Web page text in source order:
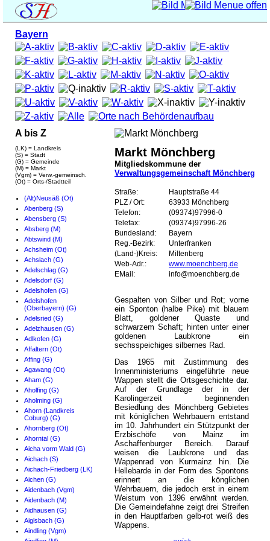
Bayern
A bis Z
(LK) = Landkreis
(S) = Stadt
(G) = Gemeinde
(M) = Markt
(Vgm) = Verw.-gemeinsch.
(Ot) = Orts-/Stadtteil
(Alt)Neusäß (Ot)
Abenberg (S)
Abensberg (S)
Absberg (M)
Abtswind (M)
Achsheim (Ot)
Achslach (G)
Adelschlag (G)
Adelsdorf (G)
Adelshofen (G)
Adelshofen
(Oberbayern) (G)
Adelsried (G)
Adelzhausen (G)
Adlkofen (G)
Affaltern (Ot)
Affing (G)
Agawang (Ot)
Aham (G)
Aholfing (G)
Aholming (G)
Ahorn (Landkreis
Coburg) (G)
Ahornberg (Ot)
Ahorntal (G)
Aicha vorm Wald (G)
Aichach (S)
Aichach-Friedberg (LK)
Aichen (G)
Aidenbach (Vgm)
Aidenbach (M)
Aidhausen (G)
Aiglsbach (G)
Aindling (Vgm)
Markt Mönchberg
Mitgliedskommune der
Verwaltungsgemeinschaft Mönchberg
Straße:
Hauptstraße 44
PLZ / Ort:
63933 Mönchberg
Telefon:
(09374)97996-0
Telefax:
(09374)97996-26
Bundesland:
Bayern
Reg.-Bezirk:
Unterfranken
(Land-)Kreis:
Miltenberg
Web-Adr.:
www.moenchberg.de
EMail:
info@moenchberg.de
Gespalten von Silber und Rot; vorne
ein Sponton (halbe Pike) mit blauem
Blatt, goldener Quaste und
schwarzem Schaft; hinten unter einer
goldenen Laubkrone ein
sechsspeichiges silbernes Rad.
Das 1965 mit Zustimmung des
Innenministeriums eingeführte neue
Wappen stellt die Ortsgeschichte dar.
Auf der Grundlage der in der
Karolingerzeit beginnenden
Besiedlung des Mönchberg Gebietes
mit königlichen Wehrbauern entstand
im 10. Jahrhundert ein Stützpunkt der
Erzbischöfe von Mainz im
Aschaffenburger Bereich. Darauf
weisen die Laubkrone und das
Wappenrad von Kurmainz hin. Die
Hellebarde in der Form des Spontons
erinnert an die könglichen
Wehrbauern, die jedoch erst in einem
Weistum von 1396 erwähnt werden.
Die Gemeindefahne zeigt drei Streifen
in den Hauptfarben gelb-rot weiß des
Wappens.